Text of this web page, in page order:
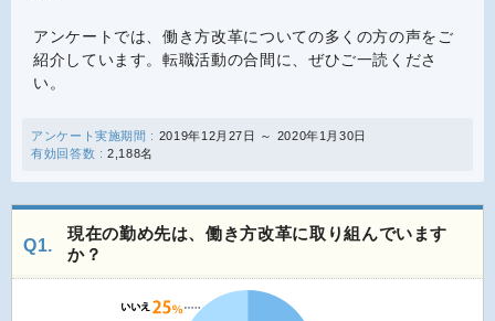
アンケートでは、働き方改革についての多くの方の声をご
紹介しています。転職活動の合間に、ぜひご一読くださ
い。
アンケート実施期間 : 2019年12月27日 ～ 2020年1月30日
有効回答数 :2,188名
Q1.
現在の勤め先は、働き方改革に取り組んでいます
か？